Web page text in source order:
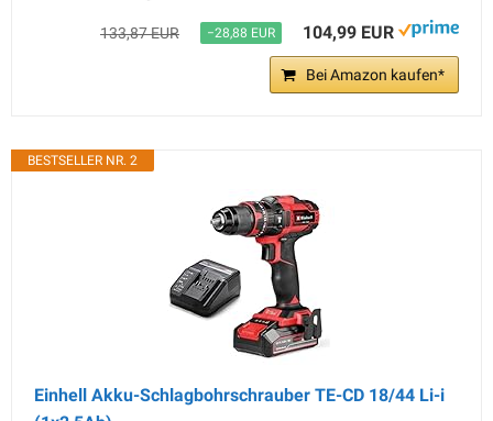
133,87 EUR −28,88 EUR 104,99 EUR
Bei Amazon kaufen*
BESTSELLER NR. 2
Einhell Akku-Schlagbohrschrauber TE-CD 18/44 Li-i